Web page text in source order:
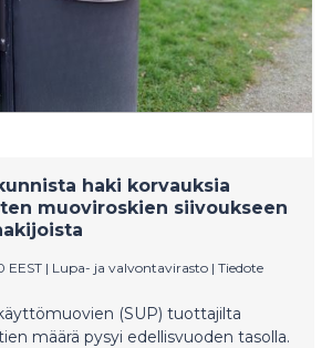
haki korvauksia
muoviroskien siivoukseen
EEST | Lupa- ja valvontavirasto | Tiedote
(SUP) tuottajilta
määrä pysyi edellisvuoden tasolla.